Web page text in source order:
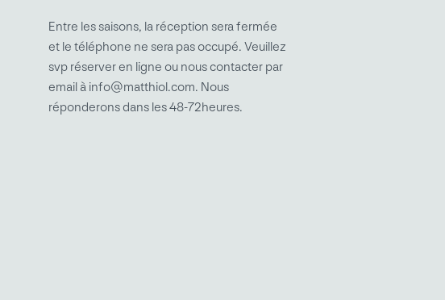
Entre les saisons, la réception sera fermée
et le téléphone ne sera pas occupé. Veuillez
svp réserver en ligne ou nous contacter par
email à info@matthiol.com. Nous
réponderons dans les 48-72heures.